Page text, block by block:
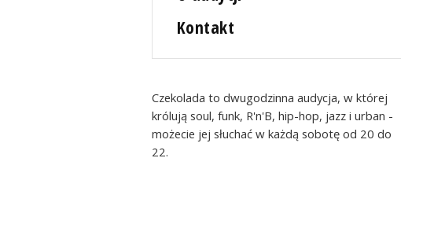
Kontakt
Czekolada to dwugodzinna audycja, w której
królują soul, funk, R'n'B, hip-hop, jazz i urban -
możecie jej słuchać w każdą sobotę od 20 do
22.